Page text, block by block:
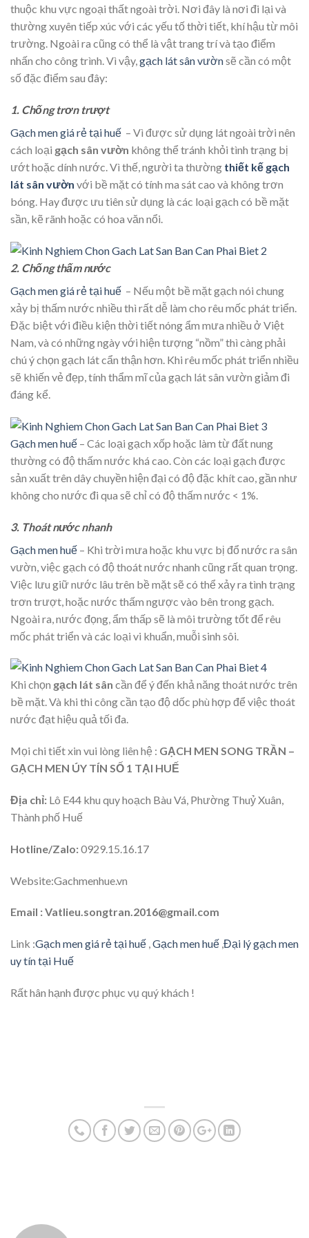
thuộc khu vực ngoại thất ngoài trời. Nơi đây là nơi đi lại và
thường xuyên tiếp xúc với các yếu tố thời tiết, khí hậu từ môi
trường. Ngoài ra cũng có thể là vật trang trí và tạo điểm
nhấn cho công trình. Vì vậy,gạch lát sân vườnsẽ cần có một
số đặc điểm sau đây:
1. Chống trơn trượt
Gạch men giá rẻ tại huế – Vì được sử dụng lát ngoài trời nên
cách loại gạch sân vườn không thể tránh khỏi tình trạng bị
ướt hoặc dính nước. Vì thế, người ta thường thiết kế gạch
lát sân vườn với bề mặt có tính ma sát cao và không trơn
bóng. Hay được ưu tiên sử dụng là các loại gạch có bề mặt
sần, kẽ rãnh hoặc có hoa văn nổi.
2. Chống thấm nước
Gạch men giá rẻ tại huế – Nếu một bề mặt gạch nói chung
xảy bị thấm nước nhiều thì rất dễ làm cho rêu mốc phát triển.
Đặc biệt với điều kiện thời tiết nóng ẩm mưa nhiều ở Việt
Nam, và có những ngày với hiện tượng “nồm” thì càng phải
chú ý chọn gạch lát cẩn thận hơn. Khi rêu mốc phát triển nhiều
sẽ khiến vẻ đẹp, tính thẩm mĩ của gạch lát sân vườn giảm đi
đáng kể.
Gạch men huế – Các loại gạch xốp hoặc làm từ đất nung
thường có độ thấm nước khá cao. Còn các loại gạch được
sản xuất trên dây chuyền hiện đại có độ đặc khít cao, gần như
không cho nước đi qua sẽ chỉ có độ thấm nước < 1%.
3. Thoát nước nhanh
Gạch men huế – Khi trời mưa hoặc khu vực bị đổ nước ra sân
vườn, việc gạch có độ thoát nước nhanh cũng rất quan trọng.
Việc lưu giữ nước lâu trên bề mặt sẽ có thể xảy ra tình trạng
trơn trượt, hoặc nước thấm ngược vào bên trong gạch.
Ngoài ra, nước đọng, ẩm thấp sẽ là môi trường tốt để rêu
mốc phát triển và các loại vi khuẩn, muỗi sinh sôi.
Khi chọn gạch lát sân cần để ý đến khả năng thoát nước trên
bề mặt. Và khi thi công cần tạo độ dốc phù hợp để việc thoát
nước đạt hiệu quả tối đa.
Mọi chi tiết xin vui lòng liên hệ : GẠCH MEN SONG TRẦN –
GẠCH MEN ÚY TÍN SỐ 1 TẠI HUẾ
Địa chỉ: Lô E44 khu quy hoạch Bàu Vá, Phường Thuỷ Xuân,
Thành phố Huế
Hotline/Zalo:0929.15.16.17
Website:Gachmenhue.vn
Email : Vatlieu.songtran.2016@gmail.com
Link :Gạch men giá rẻ tại huế ,Gạch men huế ,Đại lý gạch men
uy tín tại Huế
Rất hân hạnh được phục vụ quý khách !